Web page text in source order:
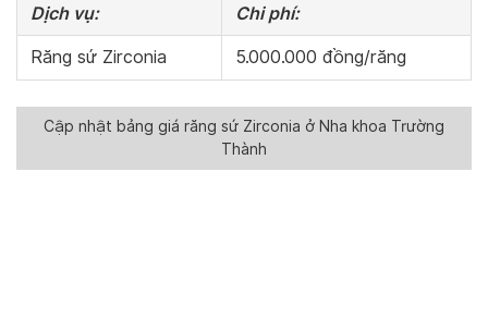
Dịch vụ: Chi phí:
Răng sứ Zirconia 5.000.000 đồng/răng
Cập nhật bảng giá răng sứ Zirconia ở Nha khoa Trường
Thành